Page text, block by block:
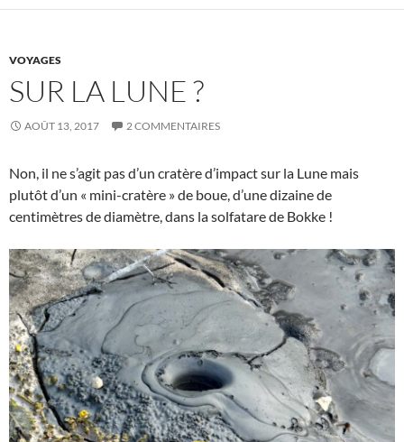
VOYAGES
SUR LA LUNE ?
AOÛT 13, 2017 2 COMMENTAIRES
Non, il ne s’agit pas d’un cratère d’impact sur la Lune mais
plutôt d’un « mini-cratère » de boue, d’une dizaine de
centimètres de diamètre, dans la solfatare de Bokke !